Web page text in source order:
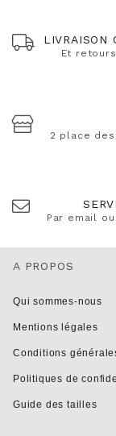
LIVRAISON
Et
2 place des
Par email
A PROPOS
Qui sommes-nous
Mentions légales
Conditions
Politiques de
Guide des tailles